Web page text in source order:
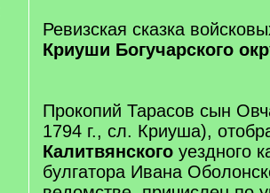
Ревизская сказка
Криуши Богучарского
Прокопий Тарасов сын
1794 г., сл. Криуша),
Калитвянского уездного
булгатора Ивана